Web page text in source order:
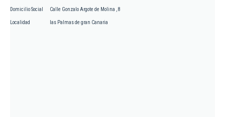
Domicilio Social Calle Gonzalo Argote de Molina , 8
Localidad las Palmas de gran Canaria